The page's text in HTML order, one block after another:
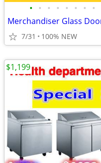
• • • • • • • •
7/31 100% NEW
$1,199